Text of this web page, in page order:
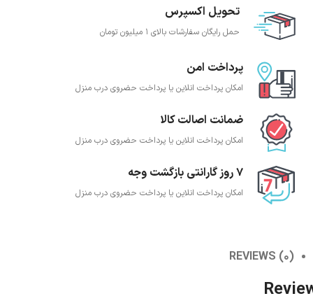
تحویل اکسپرس
حمل رایگان سفارشات بالای 1 میلیون تومان
پرداخت امن
امکان پرداخت انلاین یا پرداخت حضروی درب منزل
ضمانت اصالت کالا
امکان پرداخت انلاین یا پرداخت حضروی درب منزل
7 روز گارانتی بازگشت وجه
امکان پرداخت انلاین یا پرداخت حضروی درب منزل
REVIEWS (0)